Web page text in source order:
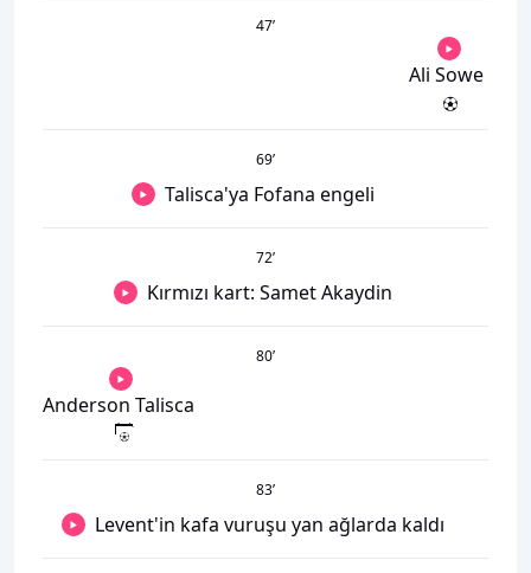
47’
Ali Sowe
69’
Talisca'ya Fofana engeli
72’
Kırmızı kart: Samet Akaydin
80’
Anderson Talisca
83’
Levent'in kafa vuruşu yan ağlarda kaldı